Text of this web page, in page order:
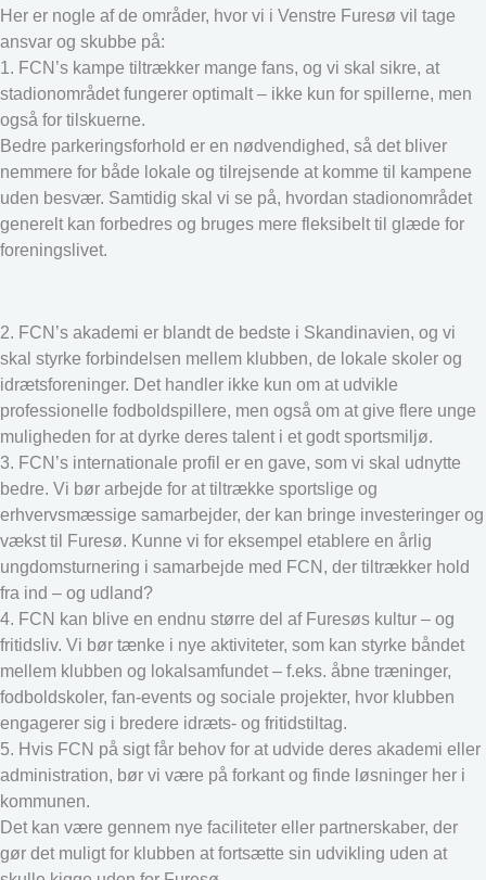
Her er nogle af de områder, hvor vi i Venstre Furesø vil tage
ansvar og skubbe på:
1. FCN’s kampe tiltrækker mange fans, og vi skal sikre, at
stadionområdet fungerer optimalt – ikke kun for spillerne, men
også for tilskuerne.
Bedre parkeringsforhold er en nødvendighed, så det bliver
nemmere for både lokale og tilrejsende at komme til kampene
uden besvær. Samtidig skal vi se på, hvordan stadionområdet
generelt kan forbedres og bruges mere fleksibelt til glæde for
foreningslivet.
2. FCN’s akademi er blandt de bedste i Skandinavien, og vi
skal styrke forbindelsen mellem klubben, de lokale skoler og
idrætsforeninger. Det handler ikke kun om at udvikle
professionelle fodboldspillere, men også om at give flere unge
muligheden for at dyrke deres talent i et godt sportsmiljø.
3. FCN’s internationale profil er en gave, som vi skal udnytte
bedre. Vi bør arbejde for at tiltrække sportslige og
erhvervsmæssige samarbejder, der kan bringe investeringer og
vækst til Furesø. Kunne vi for eksempel etablere en årlig
ungdomsturnering i samarbejde med FCN, der tiltrækker hold
fra ind – og udland?
4. FCN kan blive en endnu større del af Furesøs kultur – og
fritidsliv. Vi bør tænke i nye aktiviteter, som kan styrke båndet
mellem klubben og lokalsamfundet – f.eks. åbne træninger,
fodboldskoler, fan-events og sociale projekter, hvor klubben
engagerer sig i bredere idræts- og fritidstiltag.
5. Hvis FCN på sigt får behov for at udvide deres akademi eller
administration, bør vi være på forkant og finde løsninger her i
kommunen.
Det kan være gennem nye faciliteter eller partnerskaber, der
gør det muligt for klubben at fortsætte sin udvikling uden at